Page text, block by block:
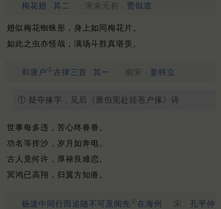
梅花翅 其二 宋末元初 · 贾似道
翅似梅花蜘蛛形，身上如同梅花片。
如此之虫亦怪哉，满场斗胜真堪羡。
和唐户 ① 古律三首 其一 南宋 · 姜特立
① 疑夺掾字，见后《唐伯宪赴括苍户掾》诗
世事每多违，苦心终眷眷。
功名等抟沙，岁月如奔电。
古人竟何许，厚禄良难恋。
冥鸿已高翔，归翼方知倦。
杨道中同行而追随不可及闻先 ① 在海州 宋 · 孔平仲